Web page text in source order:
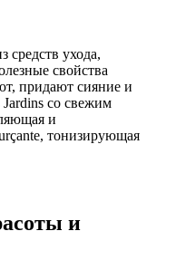
средств ухода,
свойства
придают сияние и
Jardins со свежим
и
тонизирующая
и